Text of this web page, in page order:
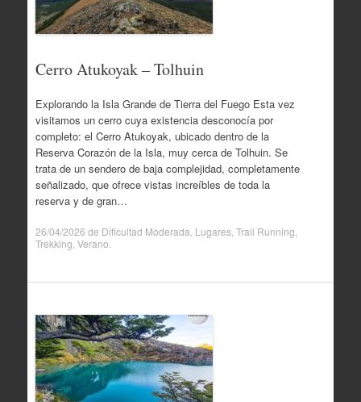
Cerro Atukoyak – Tolhuin
Explorando la Isla Grande de Tierra del Fuego Esta vez
visitamos un cerro cuya existencia desconocía por
completo: el Cerro Atukoyak, ubicado dentro de la
Reserva Corazón de la Isla, muy cerca de Tolhuin. Se
trata de un sendero de baja complejidad, completamente
señalizado, que ofrece vistas increíbles de toda la
reserva y de gran…
26/04/2026 de Dificultad Moderada Lugares, Trail Running
Trekking Verano